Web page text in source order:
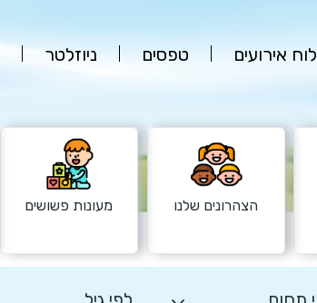
לוח אירועים טפסים ניוזלטר
הצהרונים שלנו מעונות פשושים